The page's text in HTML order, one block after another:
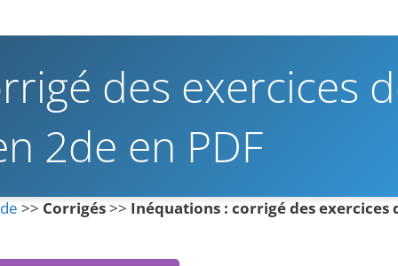
des exercices
2de en PDF
>> Corrigés>> Inéquations : corrigé des exercices